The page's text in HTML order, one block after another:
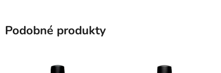
Podobné produkty